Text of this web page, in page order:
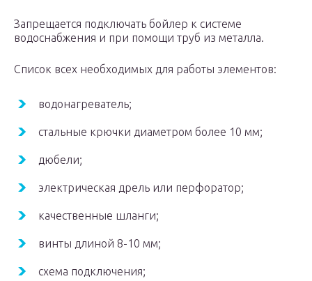
Запрещается подключать бойлер к системе
водоснабжения и при помощи труб из металла.
Список всех необходимых для работы элементов:
водонагреватель;
стальные крючки диаметром более 10 мм;
дюбели;
электрическая дрель или перфоратор;
качественные шланги;
винты длиной 8-10 мм;
схема подключения;